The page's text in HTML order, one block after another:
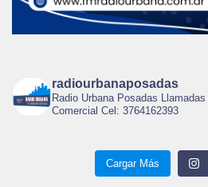
radiourbanaposadas
Radio Urbana Posadas
Comercial Cel: 3764162393
Cargar Más